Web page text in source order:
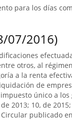
para los días
07/2016)
otros, al
a la renta
de
único a
2013; 10, de
Circular publicado